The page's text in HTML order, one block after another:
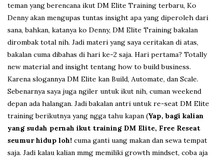
teman yang berencana ikut DM Elite Training terbaru, Ko
Denny akan mengupas tuntas insight apa yang diperoleh dari
sana, bahkan, katanya ko Denny, DM Elite Training bakalan
dirombak total nih. Jadi materi yang saya ceritakan di atas,
bakalan cuma dibahas di hari ke-2 saja. Hari pertama? Totally
new material and insight tentang how to build business.
Karena slogannya DM Elite kan Build, Automate, dan Scale.
Sebenarnya saya juga ngiler untuk ikut nih, cuman weekend
depan ada halangan. Jadi bakalan antri untuk re-seat DM Elite
training berikutnya yang ngga tahu kapan (Yap, bagi kalian
yang sudah pernah ikut training DM Elite, Free Reseat
seumur hidup loh! cuma ganti uang makan dan sewa tempat
saja. Jadi kalau kalian mmg memiliki growth mindset, coba aja